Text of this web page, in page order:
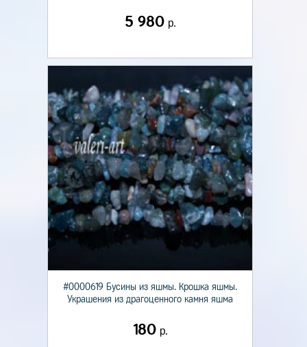
5 980р.
#0000619 Бусины из яшмы. Крошка яшмы.
Украшения из драгоценного камня яшма
180р.